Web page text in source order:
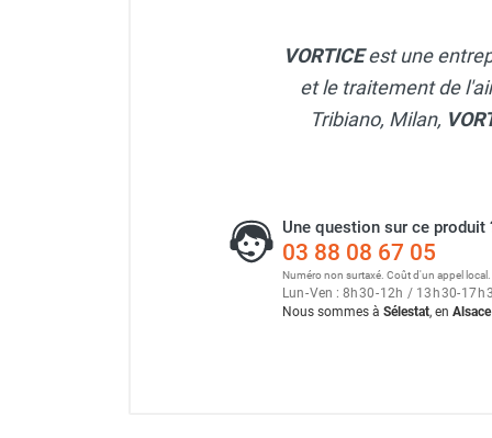
Aérotherme pompe à chaleur
(détente directe)
Chauffage mobile électrique, fioul et
VORTICEest une
et le traitement de
Tribiano, Milan,
Une question sur ce produit
03 88 08 67 05
Numéro non surtaxé. Coût d'un appel local.
Lun-Ven : 8h30-12h / 13h30-17h
Nous sommes à Sélestat, en Alsace